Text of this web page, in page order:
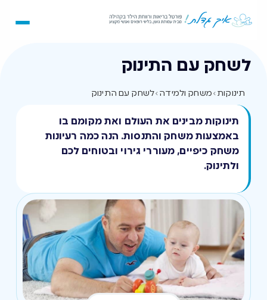
לשחק עם התינוק
תינוקות›משחק ולמידה›לשחק עם התינוק
תינוקות מבינים את העולם ואת מקומם בו
באמצעות משחק והתנסות. הנה כמה רעיונות
משחק כיפיים, מעוררי גירוי ובטוחים לכם
ולתינוק.